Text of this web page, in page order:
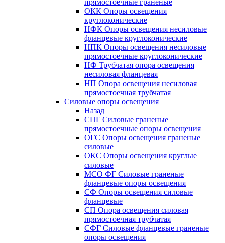
прямостоечные граненые
ОКК Опоры освещения
круглоконические
НФК Опоры освещения несиловые
фланцевые круглоконические
НПК Опоры освещения несиловые
прямостоечные круглоконические
НФ Трубчатая опора освещения
несиловая фланцевая
НП Опора освещения несиловая
прямостоечная трубчатая
Силовые опоры освещения
Назад
СПГ Силовые граненые
прямостоечные опоры освещения
ОГС Опоры освещения граненые
силовые
ОКС Опоры освещения круглые
силовые
МСО ФГ Силовые граненые
фланцевые опоры освещения
СФ Опоры освещения силовые
фланцевые
СП Опора освещения силовая
прямостоечная трубчатая
СФГ Силовые фланцевые граненые
опоры освещения